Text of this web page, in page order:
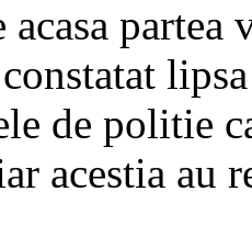
de politie
acestia au